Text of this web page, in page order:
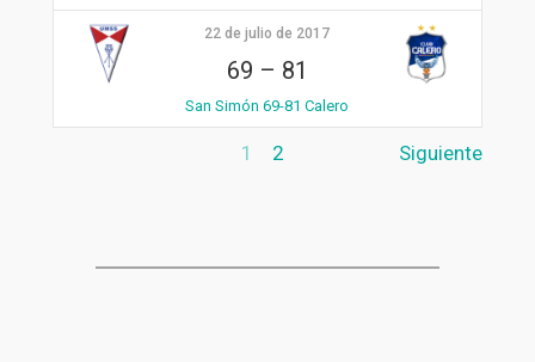
22 de julio de 2017
69 – 81
San Simón 69-81 Calero
1 2 Siguiente